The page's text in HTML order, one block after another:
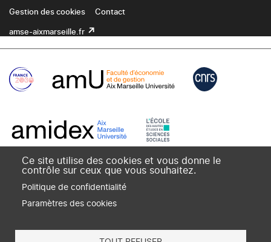
Gestion des cookies Contact
amse-aixmarseille.fr
Ce site utilise des cookies et vous donne le
contrôle sur ceux que vous souhaitez.
Politique de confidentialité
Paramètres des cookies